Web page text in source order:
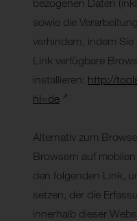
bezogenen Daten
sowie die
verhindern, indem
Link verfügbare
installieren: http://
hl=de
Alternativ zum
Browsern auf
den folgenden Link,
setzen, der die
innerhalb dieser